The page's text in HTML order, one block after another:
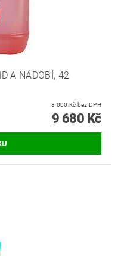
A NÁDOBÍ, 42
8 000 Kč bez DPH
9 680 Kč